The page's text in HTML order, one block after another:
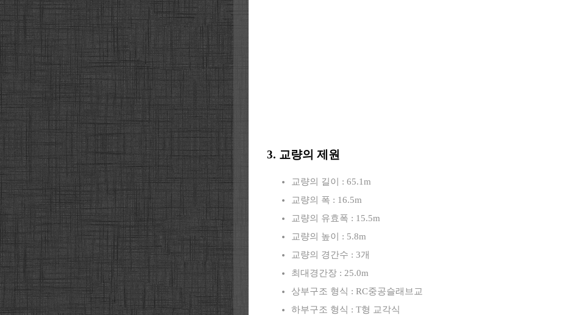
3. 교량의 제원
교량의 길이 : 65.1m
교량의 폭 : 16.5m
교량의 유효폭 : 15.5m
교량의 높이 : 5.8m
교량의 경간수 : 3개
최대경간장 : 25.0m
상부구조 형식 : RC중공슬래브교
하부구조 형식 : T형 교각식